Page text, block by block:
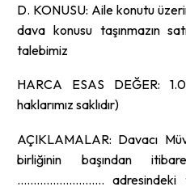
D. KONUSU: Aile konutu
dava konusu taşınmazın
talebimiz
HARCA ESAS DEĞER:
haklarımız saklıdır)
AÇIKLAMALAR: Davacı
birliğinin başından
……………………… adresindeki